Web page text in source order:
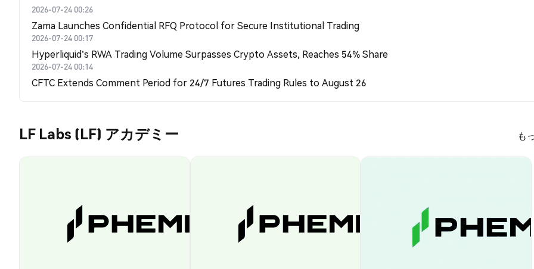
2026-07-24 00:26
Zama Launches Confidential RFQ Protocol for Secure Institutional Trading
2026-07-24 00:17
Hyperliquid's RWA Trading Volume Surpasses Crypto Assets, Reaches 54% Share
2026-07-24 00:14
CFTC Extends Comment Period for 24/7 Futures Trading Rules to August 26
LF Labs (LF) アカデミー も